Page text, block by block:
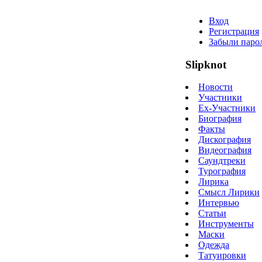
Вход
Регистрация
Забыли
Slipknot
Новости
Участники
Ex-Участники
Биография
Факты
Дискография
Видеография
Саундтреки
Турография
Лирика
Смысл Лирики
Интервью
Статьи
Инструменты
Маски
Одежда
Татуировки